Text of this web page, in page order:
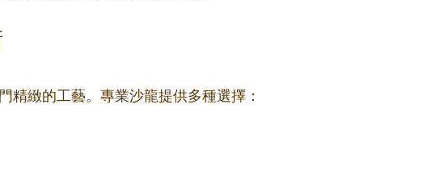
精緻的工藝。專業沙龍提供多種選擇：